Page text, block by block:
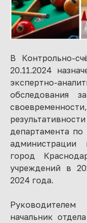
В Контрольно-
20.11.2024
экспертно-
обследования
департамента по
администрации
город
учреждений в
2024 года.
начальник